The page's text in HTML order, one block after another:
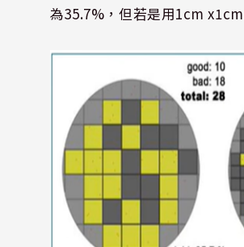
為35.7% ，但若是用1cm x1cm